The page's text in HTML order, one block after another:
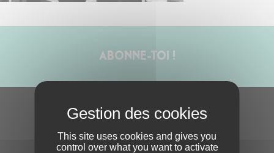
ABONNE-TOI !
S'ABONNER À LA NEWSLETTER
This site uses cookies and gives you
control over what you want to activate